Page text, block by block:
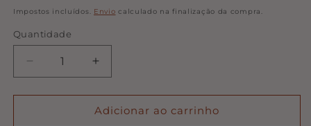
normal
Impostos incluídos. Envio calculado na finalização da compra.
Quantidade
Quantidade
Diminuir
a
quantidade
Aumentar
a
quantidade
de
Adicionar ao carrinho